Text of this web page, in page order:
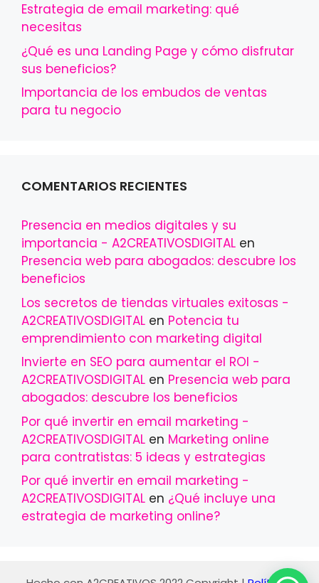
Estrategia de email marketing: qué
necesitas
¿Qué es una Landing Page y cómo disfrutar
sus beneficios?
Importancia de los embudos de ventas
para tu negocio
COMENTARIOS RECIENTES
Presencia en medios digitales y su
importancia - A2CREATIVOSDIGITAL en
Presencia web para abogados: descubre los
beneficios
Los secretos de tiendas virtuales exitosas -
A2CREATIVOSDIGITAL en Potencia tu
emprendimiento con marketing digital
Invierte en SEO para aumentar el ROI -
A2CREATIVOSDIGITAL en Presencia web para
abogados: descubre los beneficios
Por qué invertir en email marketing -
A2CREATIVOSDIGITAL en Marketing online
para contratistas: 5 ideas y estrategias
Por qué invertir en email marketing -
A2CREATIVOSDIGITAL en ¿Qué incluye una
estrategia de marketing online?